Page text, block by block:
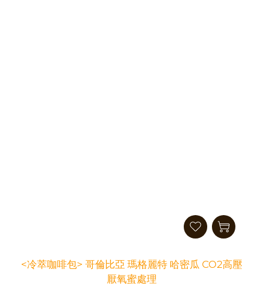
<冷萃咖啡包> 哥倫比亞 瑪格麗特 哈密瓜 CO2高壓
厭氧蜜處理